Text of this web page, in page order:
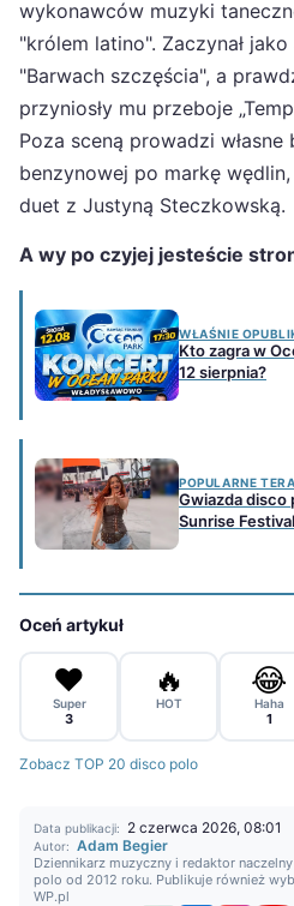
wykonawców muzyki
"królem latino". Zaczynał
"Barwach szczęścia", a
przyniosły mu przeboje
Poza sceną prowadzi
benzynowej po markę wędlin,
duet z Justyną Steczkowską.
A wy po czyjej jesteście
WŁAŚNIE
Kto zagra w
12 sierpnia?
POPULARNE
Gwiazda disco
Sunrise
Oceń artykuł
❤️
Super
3
🔥
HOT
😂
Haha
1
Zobacz TOP 20 disco polo
Data publikacji: 2 czerwca 2026, 08:01
Autor: Adam Begier
Dziennikarz muzyczny i redaktor
polo od 2012 roku. Publikuje również
WP.pl